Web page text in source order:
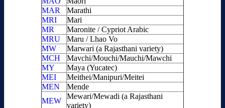
MAR
Marathi
MRI
Mari
MR
Maronite / Cypriot Arabic
MRU
Maru / Lhao Vo
MW
Marwari (a Rajasthani variety)
MCH
Mavchi/Mouchi/Mauchi/Mawchi
MY
Maya (Yucatec)
MEI
Meithei/Manipuri/Meitei
MEN
Mende
MEW
Mewari/Mewadi (a Rajasthani
variety)